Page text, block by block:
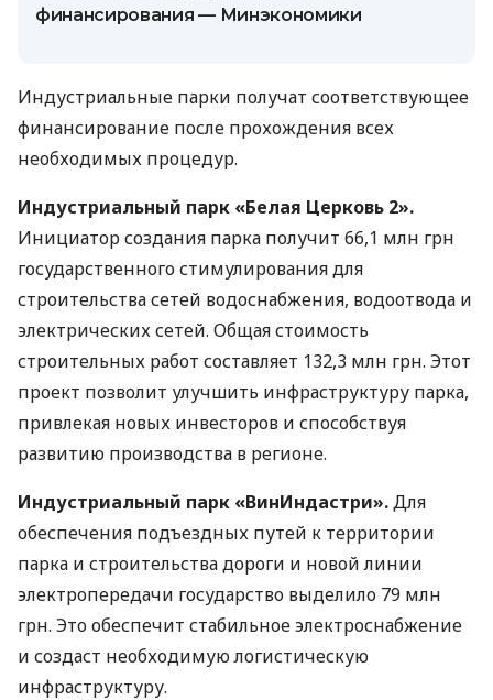
финансирования — Минэкономики
Индустриальные парки получат соответствующее
финансирование после прохождения всех
необходимых процедур.
Индустриальный парк «Белая Церковь 2».
Инициатор создания парка получит 66,1 млн грн
государственного стимулирования для
строительства сетей водоснабжения, водоотвода и
электрических сетей. Общая стоимость
строительных работ составляет 132,3 млн грн. Этот
проект позволит улучшить инфраструктуру парка,
привлекая новых инвесторов и способствуя
развитию производства в регионе.
Индустриальный парк «ВинИндастри».Для
обеспечения подъездных путей к территории
парка и строительства дороги и новой линии
электропередачи государство выделило 79 млн
грн. Это обеспечит стабильное электроснабжение
и создаст необходимую логистическую
инфраструктуру.